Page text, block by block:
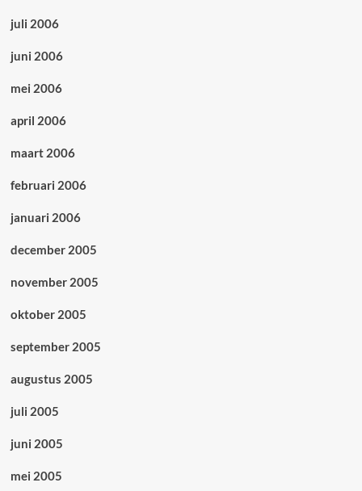
juli 2006
juni 2006
mei 2006
april 2006
maart 2006
februari 2006
januari 2006
december 2005
november 2005
oktober 2005
september 2005
augustus 2005
juli 2005
juni 2005
mei 2005